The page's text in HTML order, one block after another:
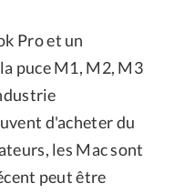
Pro et un
puce M1, M2, M3
d'acheter du
les Mac sont
peut être